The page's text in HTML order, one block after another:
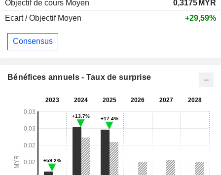
Objectif de cours Moyen
0,3175 MYR
Ecart / Objectif Moyen
+29,59%
Consensus
Bénéfices annuels - Taux de surprise